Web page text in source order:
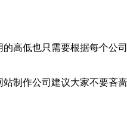
高低也只需要根据每个公
制作公司建议大家不要吝